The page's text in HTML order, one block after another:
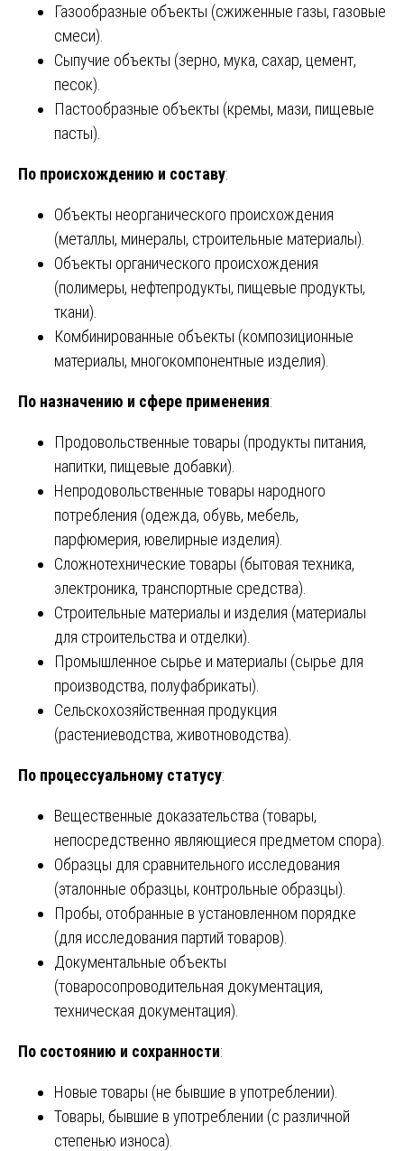
Газообразные объекты (сжиженные газы, газовые
смеси).
Сыпучие объекты (зерно, мука, сахар, цемент,
песок).
Пастообразные объекты (кремы, мази, пищевые
пасты).
По происхождению и составу:
Объекты неорганического происхождения
(металлы, минералы, строительные материалы).
Объекты органического происхождения
(полимеры, нефтепродукты, пищевые продукты,
ткани).
Комбинированные объекты (композиционные
материалы, многокомпонентные изделия).
По назначению и сфере применения:
Продовольственные товары (продукты питания,
напитки, пищевые добавки).
Непродовольственные товары народного
потребления (одежда, обувь, мебель,
парфюмерия, ювелирные изделия).
Сложнотехнические товары (бытовая техника,
электроника, транспортные средства).
Строительные материалы и изделия (материалы
для строительства и отделки).
Промышленное сырье и материалы (сырье для
производства, полуфабрикаты).
Сельскохозяйственная продукция
(растениеводства, животноводства).
По процессуальному статусу:
Вещественные доказательства (товары,
непосредственно являющиеся предметом спора).
Образцы для сравнительного исследования
(эталонные образцы, контрольные образцы).
Пробы, отобранные в установленном порядке
(для исследования партий товаров).
Документальные объекты
(товаросопроводительная документация,
техническая документация).
По состоянию и сохранности:
Новые товары (не бывшие в употреблении).
Товары, бывшие в употреблении (с различной
степенью износа).